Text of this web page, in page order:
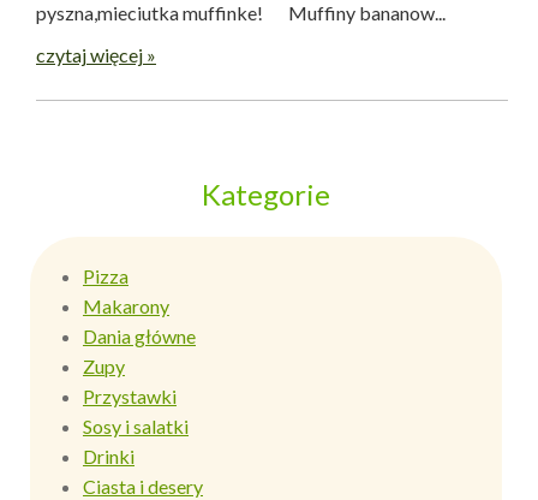
pyszna,mieciutka muffinke! Muffiny bananow...
czytaj więcej »
Kategorie
Pizza
Makarony
Dania główne
Zupy
Przystawki
Sosy i salatki
Drinki
Ciasta i desery